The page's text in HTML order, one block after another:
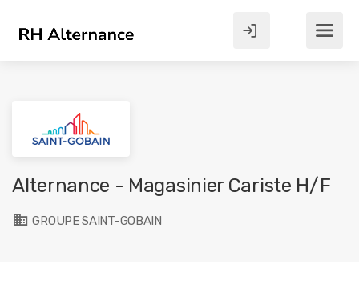
Alternance - Magasinier Cariste H/F
GROUPE SAINT-GOBAIN